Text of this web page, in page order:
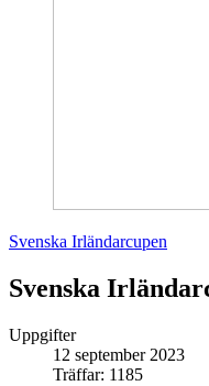
Svenska Irländarcupen
Svenska
Uppgifter
12 september 2023
Träffar: 1185